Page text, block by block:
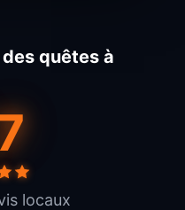
quêtes à
locaux